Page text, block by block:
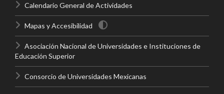
Calendario General de Actividades
Mapas y Accesibilidad
Asociación Nacional de Universidades e Instituciones de
Educación Superior
Consorcio de Universidades Mexicanas